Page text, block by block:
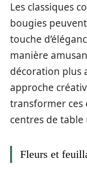
Les classiques
bougies
touche
manière
décoration plus
approche
transformer ces
centres de table
Fleurs et